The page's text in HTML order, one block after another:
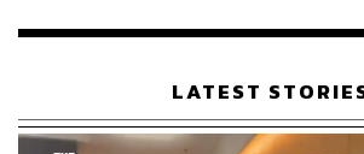
(490 บาท)สลัดพาร์สลีย์ แตงกวา แรดิช ม
เรือนไทยที่ถูกซุกไว้
LATEST